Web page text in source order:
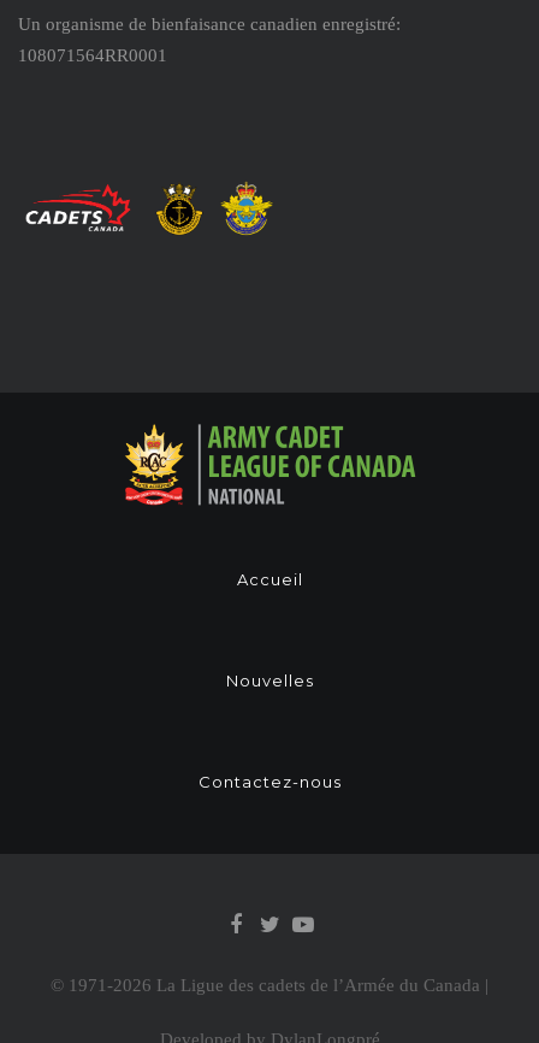
Un organisme de bienfaisance canadien enregistré:
108071564RR0001
Accueil
Nouvelles
Contactez-nous
© 1971-2026 La Ligue des cadets de l’Armée du Canada |